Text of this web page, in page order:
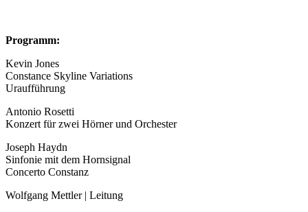
Programm:
Kevin Jones
Constance Skyline Variations
Uraufführung
Antonio Rosetti
Konzert für zwei Hörner und Orchester
Joseph Haydn
Sinfonie mit dem Hornsignal
Concerto Constanz
Wolfgang Mettler | Leitung